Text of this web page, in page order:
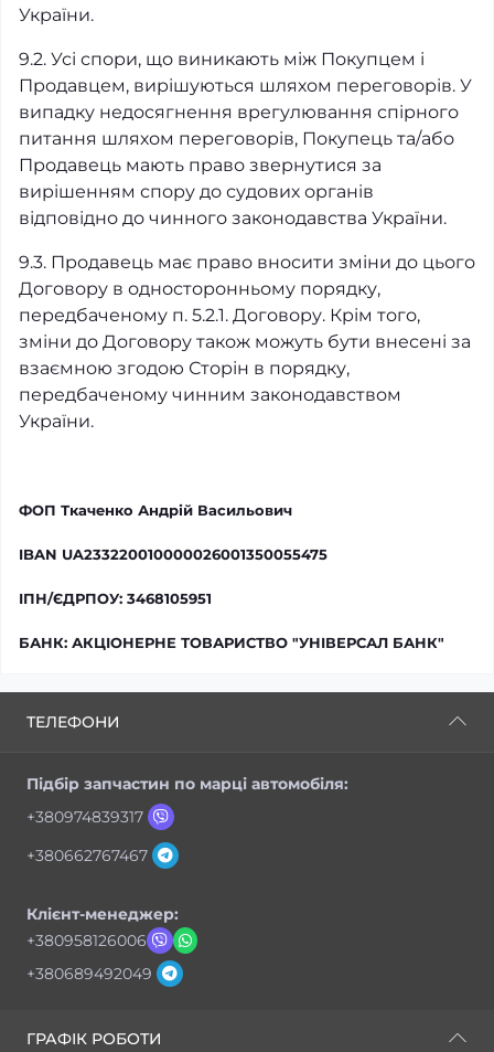
України.
9.2. Усі спори, що виникають між Покупцем і
Продавцем, вирішуються шляхом переговорів. У
випадку недосягнення врегулювання спірного
питання шляхом переговорів, Покупець та/або
Продавець мають право звернутися за
вирішенням спору до судових органів
відповідно до чинного законодавства України.
9.3. Продавець має право вносити зміни до цього
Договору в односторонньому порядку,
передбаченому п. 5.2.1. Договору. Крім того,
зміни до Договору також можуть бути внесені за
взаємною згодою Сторін в порядку,
передбаченому чинним законодавством
України.
ФОП Ткаченко Андрій Васильович
IBAN UA233220010000026001350055475
ІПН/ЄДРПОУ: 3468105951
БАНК: АКЦІОНЕРНЕ ТОВАРИСТВО "УНІВЕРСАЛ БАНК"
ТЕЛЕФОНИ
Підбір запчастин по марці автомобіля:
+380974839317
+380662767467
Клієнт-менеджер:
+380958126006
+380689492049
ГРАФІК РОБОТИ